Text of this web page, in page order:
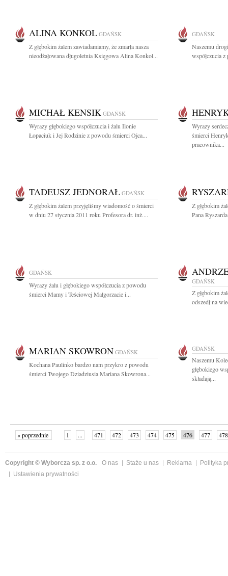
ALINA KONKOL GDAŃSK
Z głębokim żalem zawiadamiamy, że zmarła nasza
nieodżałowana długoletnia Księgowa Alina Konkol...
GDAŃSK
Naszemu
współczucia
MICHAŁ KENSIK GDAŃSK
Wyrazy głębokiego współczucia i żalu Ilonie
Łopaciuk i Jej Rodzinie z powodu śmierci Ojca...
Wyrazy
śmierci
pracownika...
TADEUSZ JEDNORAŁ GDAŃSK
Z głębokim żalem przyjęliśmy wiadomość o śmierci
w dniu 27 stycznia 2011 roku Profesora dr. inż....
Z głębokim
Pana
GDAŃSK
Wyrazy żalu i głębokiego współczucia z powodu
śmierci Mamy i Teściowej Małgorzacie i...
GDAŃSK
Z głębokim
odszedł na
MARIAN SKOWRON GDAŃSK
Kochana Paulinko bardzo nam przykro z powodu
śmierci Twojego Dziadziusia Mariana Skowrona...
GDAŃSK
Naszemu
głębokiego
składają...
« poprzednie 1 ... 471 472 473 474 475 476 477
478
Copyright © Wyborcza sp. z o.o. O nas Staże u nas Reklama
Polityka
Ustawienia prywatności